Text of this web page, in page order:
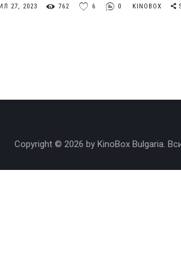
27, 2023 762 6 0 KINOBOX
Copyright © 2026 by KinoBox Bulgaria.